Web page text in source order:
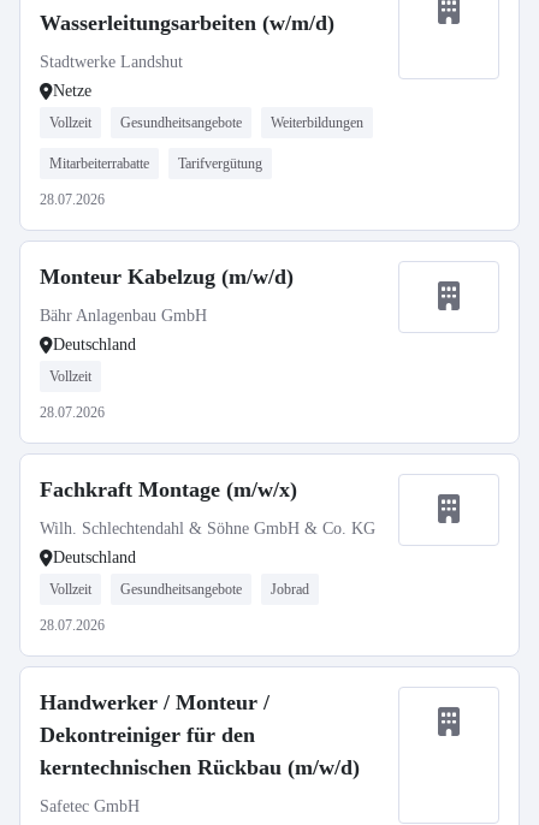
Wasserleitungsarbeiten (w/m/d)
Stadtwerke Landshut
Netze
Vollzeit Gesundheitsangebote Weiterbildungen
Mitarbeiterrabatte Tarifvergütung
28.07.2026
Monteur Kabelzug (m/w/d)
Bähr Anlagenbau GmbH
Deutschland
Vollzeit
28.07.2026
Fachkraft Montage (m/w/x)
Wilh. Schlechtendahl & Söhne GmbH & Co. KG
Deutschland
Vollzeit Gesundheitsangebote Jobrad
28.07.2026
Handwerker / Monteur /
Dekontreiniger für den
kerntechnischen Rückbau (m/w/d)
Safetec GmbH